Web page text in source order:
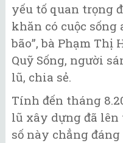
yếu tố quan trọng
khăn có cuộc
bão”, bà Phạm Thị
Quỹ Sống, người
lũ, chia sẻ.
Tính đến tháng
lũ xây dựng đã lên
số này chẳng đáng